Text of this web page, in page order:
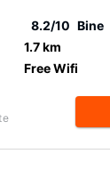
8.2/10 Bine
1.7 km
Free Wifi